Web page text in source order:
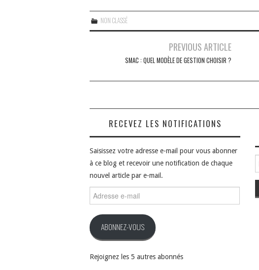
NON CLASSÉ
PREVIOUS ARTICLE
SMAC : QUEL MODÈLE DE GESTION CHOISIR ?
RECEVEZ LES NOTIFICATIONS
Saisissez votre adresse e-mail pour vous abonner
à ce blog et recevoir une notification de chaque
nouvel article par e-mail.
e-
ABONNEZ-VOUS
Rejoignez les 5 autres abonnés